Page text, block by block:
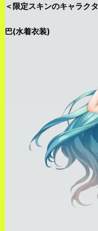
＜限定スキンのキャラク
巴(水着衣装)